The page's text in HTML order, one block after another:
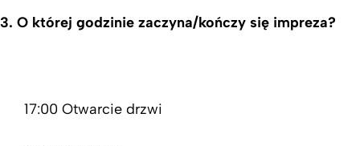
3. O której godzinie zaczyna/kończy się impreza?
17:00 Otwarcie drzwi